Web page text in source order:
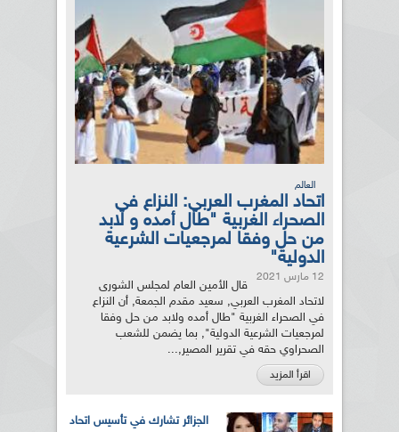
العالم
اتحاد المغرب العربي: النزاع في
الصحراء الغربية "طال أمده و لابد
من حل وفقا لمرجعيات الشرعية
الدولية"
12 مارس 2021
قال الأمين العام لمجلس الشورى
لاتحاد المغرب العربي, سعيد مقدم الجمعة, أن النزاع
في الصحراء الغربية "طال أمده ولابد من حل وفقا
لمرجعيات الشرعية الدولية", بما يضمن للشعب
الصحراوي حقه في تقرير المصير,...
اقرأ المزيد
الجزائر تشارك في تأسيس اتحاد